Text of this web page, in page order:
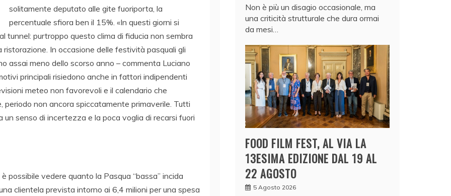
solitamente deputato alle gite fuoriporta, la
percentuale sfiora ben il 15%. «In questi giorni si
tunnel: purtroppo questo clima di fiducia non sembra
In occasione delle festività pasquali gli
assai meno dello scorso anno – commenta Luciano
principali risiedono anche in fattori indipendenti
meteo non favorevoli e il calendario che
periodo non ancora spiccatamente primaverile. Tutti
senso di incertezza e la poca voglia di recarsi fuori
possibile vedere quanto la Pasqua “bassa” incida
clientela prevista intorno ai 6,4 milioni per una spesa
Non è più un disagio occasionale, ma
una criticità strutturale che dura ormai
da mesi…
FOOD FILM FEST, AL VIA LA
13ESIMA EDIZIONE DAL 19 AL
22 AGOSTO
5 Agosto 2026